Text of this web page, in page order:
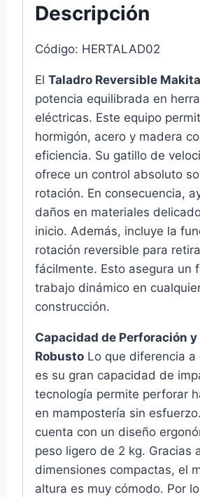
Descripción
Código: HERTALAD02
El Taladro Reversible Makita
potencia equilibrada en
eléctricas. Este equipo
hormigón, acero y madera
eficiencia. Su gatillo de
ofrece un control absoluto
rotación. En consecuencia,
daños en materiales
inicio. Además, incluye la
rotación reversible para
fácilmente. Esto asegura un
trabajo dinámico en
construcción.
Capacidad de Perforación y
Robusto Lo que diferencia
es su gran capacidad de
tecnología permite perforar
en mampostería sin
cuenta con un diseño
peso ligero de 2 kg. Gracias
dimensiones compactas, el
altura es muy cómodo. Por